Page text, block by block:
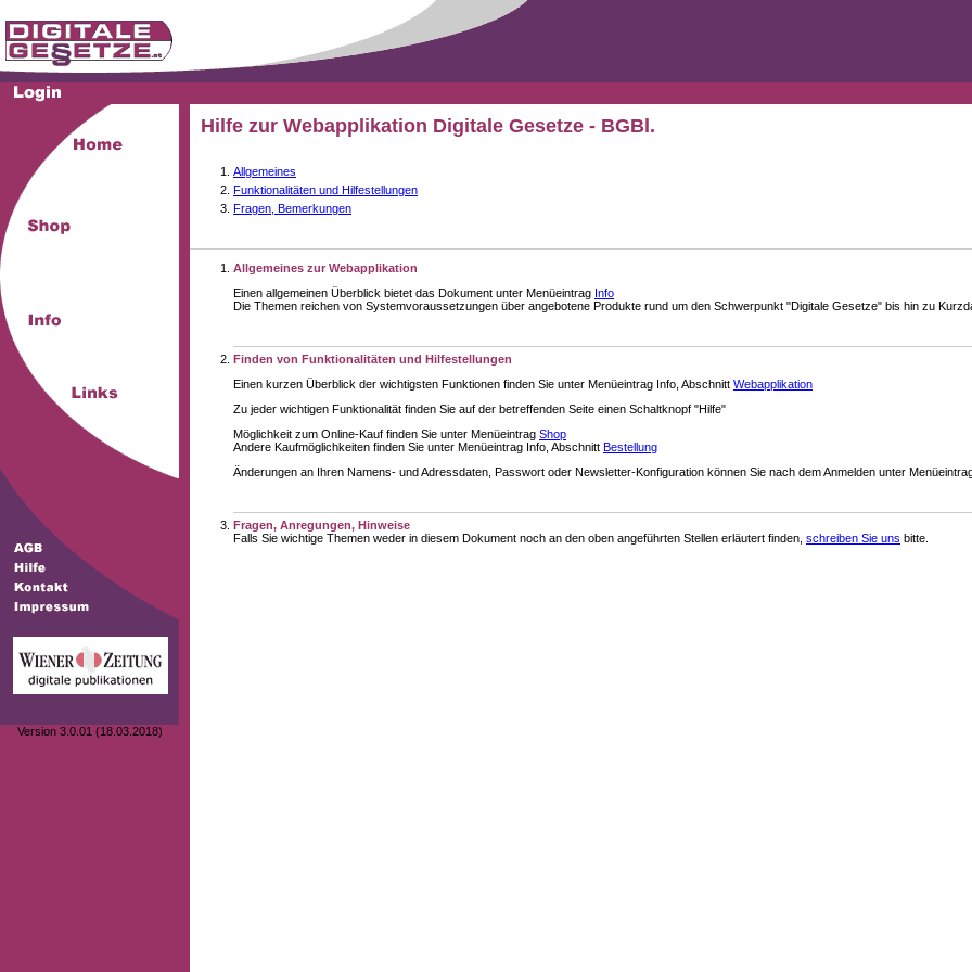
Version 3.0.01 (18.03.2018)
Hilfe zur Webapplikation Digitale Gesetze - BGBl.
Allgemeines
Funktionalitäten und Hilfestellungen
Fragen, Bemerkungen
Allgemeines zur Webapplikation
Einen allgemeinen Überblick bietet das Dokument unter Menüeintrag Info
Die Themen reichen von Systemvoraussetzungen über angebotene Produkte rund um den Schwerpunkt "Digitale Gesetze" bis hin zu
Finden von Funktionalitäten und Hilfestellungen
Einen kurzen Überblick der wichtigsten Funktionen finden Sie unter Menüeintrag Info, Abschnitt Webapplikation
Zu jeder wichtigen Funktionalität finden Sie auf der betreffenden Seite einen Schaltknopf "Hilfe"
Möglichkeit zum Online-Kauf finden Sie unter Menüeintrag Shop
Andere Kaufmöglichkeiten finden Sie unter Menüeintrag Info, Abschnitt Bestellung
Änderungen an Ihren Namens- und Adressdaten, Passwort oder Newsletter-Konfiguration können Sie nach dem Anmelden unter
Fragen, Anregungen, Hinweise
Falls Sie wichtige Themen weder in diesem Dokument noch an den oben angeführten Stellen erläutert finden, schreiben Sie uns bitte.